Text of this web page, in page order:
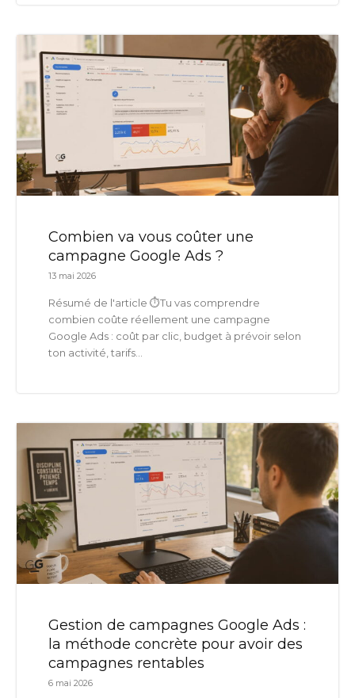
Combien va vous coûter une
campagne Google Ads ?
13 mai 2026
Résumé de l'article ⏱️Tu vas comprendre
combien coûte réellement une campagne
Google Ads : coût par clic, budget à prévoir selon
ton activité, tarifs...
Gestion de campagnes Google Ads :
la méthode concrète pour avoir des
campagnes rentables
6 mai 2026